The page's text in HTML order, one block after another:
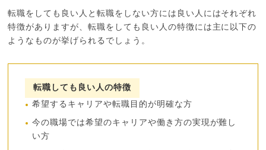
転職をしても良い人と転職をしない方には良い人にはそれぞれ
特徴がありますが、転職をしても良い人の特徴には主に以下の
ようなものが挙げられるでしょう。
転職しても良い人の特徴
希望するキャリアや転職目的が明確な方
今の職場では希望のキャリアや働き方の実現が難し
い方